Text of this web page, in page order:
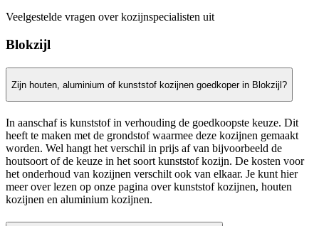
Veelgestelde vragen over kozijnspecialisten uit
Blokzijl
Zijn houten, aluminium of kunststof kozijnen goedkoper in Blokzijl?
In aanschaf is kunststof in verhouding de goedkoopste keuze. Dit
heeft te maken met de grondstof waarmee deze kozijnen gemaakt
worden. Wel hangt het verschil in prijs af van bijvoorbeeld de
houtsoort of de keuze in het soort kunststof kozijn. De kosten voor
het onderhoud van kozijnen verschilt ook van elkaar. Je kunt hier
meer over lezen op onze pagina over kunststof kozijnen, houten
kozijnen en aluminium kozijnen.